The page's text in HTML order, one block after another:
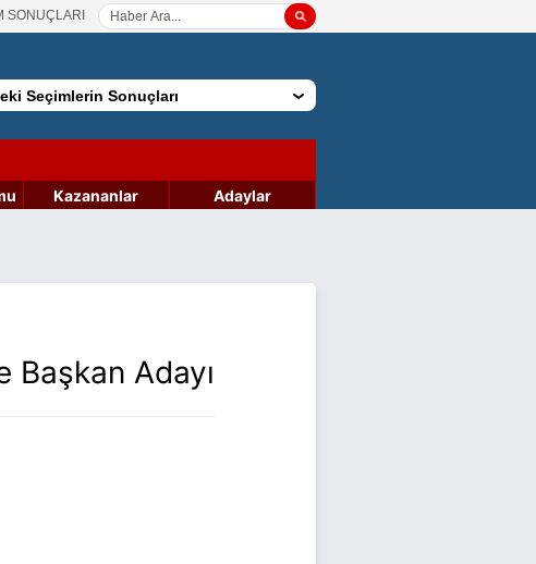
SONUÇLARI
Seçimlerin Sonuçları
Kazananlar Adaylar
Adayı